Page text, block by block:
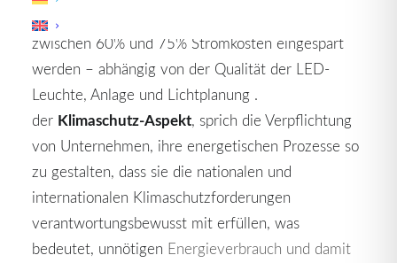
von Leuchtstoffröhren auf LED-Beleuchtung
zwischen 60% und 75% Stromkosten eingespart
werden – abhängig von der Qualität der LED-
Leuchte, Anlage und Lichtplanung .
der Klimaschutz-Aspekt, sprich die Verpflichtung
von Unternehmen, ihre energetischen Prozesse so
zu gestalten, dass sie die nationalen und
internationalen Klimaschutzforderungen
verantwortungsbewusst mit erfüllen, was
bedeutet, unnötigen Energieverbrauch und damit